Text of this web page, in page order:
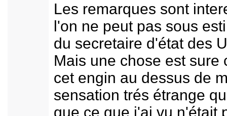
Les remarques sont
l'on ne peut pas sous
du secretaire d'état des
Mais une chose est
cet engin au dessus de
sensation trés étrange
que ce que j'ai vu n'était